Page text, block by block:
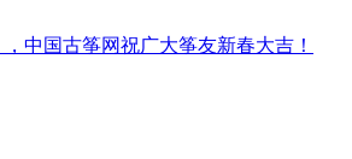
中国古筝网祝广大筝友新春大吉！